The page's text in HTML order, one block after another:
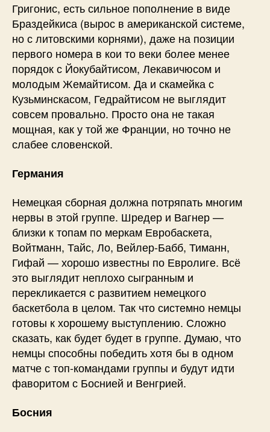
Григонис, есть сильное пополнение в виде
Браздейкиса (вырос в американской системе,
но с литовскими корнями), даже на позиции
первого номера в кои то веки более менее
порядок с Йокубайтисом, Лекавичюсом и
молодым Жемайтисом. Да и скамейка с
Кузьминскасом, Гедрайтисом не выглядит
совсем провально. Просто она не такая
мощная, как у той же Франции, но точно не
слабее словенской.
Германия
Немецкая сборная должна потряпать многим
нервы в этой группе. Шредер и Вагнер —
близки к топам по меркам Евробаскета,
Войтманн, Тайс, Ло, Вейлер-Бабб, Тиманн,
Гифай — хорошо известны по Евролиге. Всё
это выглядит неплохо сыгранным и
перекликается с развитием немецкого
баскетбола в целом. Так что системно немцы
готовы к хорошему выступлению. Сложно
сказать, как будет будет в группе. Думаю, что
немцы способны победить хотя бы в одном
матче с топ-командами группы и будут идти
фаворитом с Боснией и Венгрией.
Босния